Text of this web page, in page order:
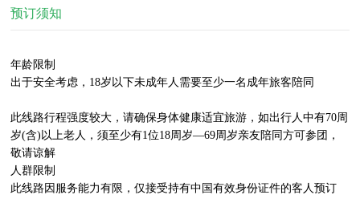
预订须知
年龄限制
出于安全考虑，18岁以下未成年人需要至少一名成年旅客陪同
此线路行程强度较大，请确保身体健康适宜旅游，如出行人中有70周
岁(含)以上老人，须至少有1位18周岁—69周岁亲友陪同方可参团，
敬请谅解
人群限制
此线路因服务能力有限，仅接受持有中国有效身份证件的客人预订